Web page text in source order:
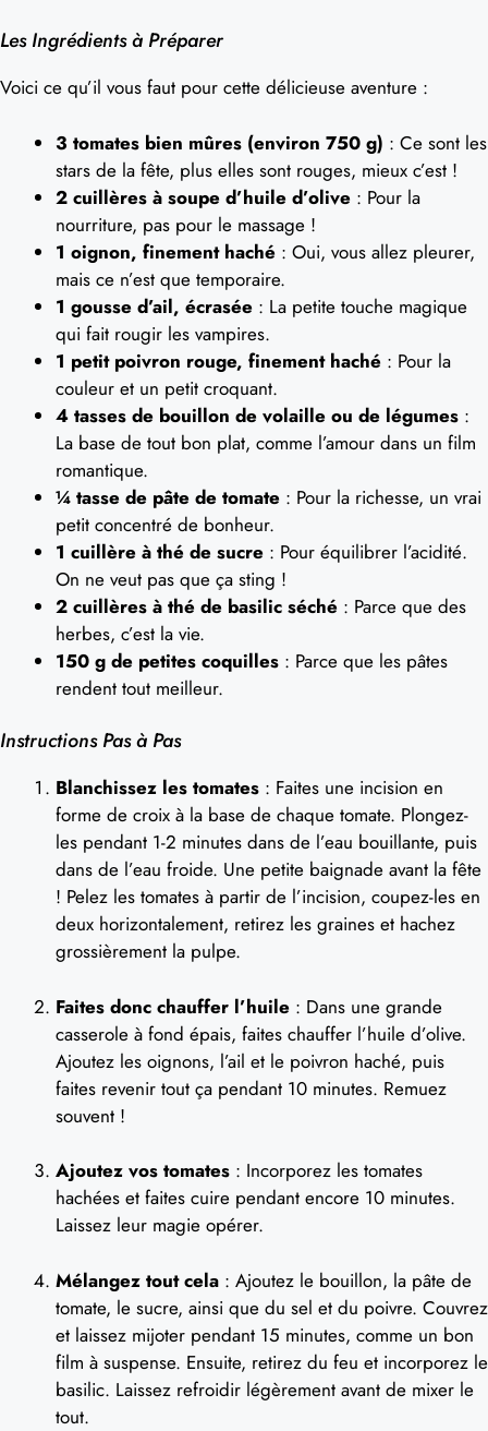
Les Ingrédients à Préparer
Voici ce qu’il vous faut pour cette délicieuse aventure :
3 tomates bien mûres (environ 750 g) : Ce sont les
stars de la fête, plus elles sont rouges, mieux c’est !
2 cuillères à soupe d’huile d’olive : Pour la
nourriture, pas pour le massage !
1 oignon, finement haché : Oui, vous allez pleurer,
mais ce n’est que temporaire.
1 gousse d’ail, écrasée : La petite touche magique
qui fait rougir les vampires.
1 petit poivron rouge, finement haché : Pour la
couleur et un petit croquant.
4 tasses de bouillon de volaille ou de légumes :
La base de tout bon plat, comme l’amour dans un film
romantique.
¼ tasse de pâte de tomate : Pour la richesse, un vrai
petit concentré de bonheur.
1 cuillère à thé de sucre : Pour équilibrer l’acidité.
On ne veut pas que ça sting !
2 cuillères à thé de basilic séché : Parce que des
herbes, c’est la vie.
150 g de petites coquilles : Parce que les pâtes
rendent tout meilleur.
Instructions Pas à Pas
Blanchissez les tomates : Faites une incision en
forme de croix à la base de chaque tomate. Plongez-
les pendant 1-2 minutes dans de l’eau bouillante, puis
dans de l’eau froide. Une petite baignade avant la fête
! Pelez les tomates à partir de l’incision, coupez-les en
deux horizontalement, retirez les graines et hachez
grossièrement la pulpe.
Faites donc chauffer l’huile : Dans une grande
casserole à fond épais, faites chauffer l’huile d’olive.
Ajoutez les oignons, l’ail et le poivron haché, puis
faites revenir tout ça pendant 10 minutes. Remuez
souvent !
Ajoutez vos tomates : Incorporez les tomates
hachées et faites cuire pendant encore 10 minutes.
Laissez leur magie opérer.
Mélangez tout cela : Ajoutez le bouillon, la pâte de
tomate, le sucre, ainsi que du sel et du poivre. Couvrez
et laissez mijoter pendant 15 minutes, comme un bon
film à suspense. Ensuite, retirez du feu et incorporez le
basilic. Laissez refroidir légèrement avant de mixer le
tout.